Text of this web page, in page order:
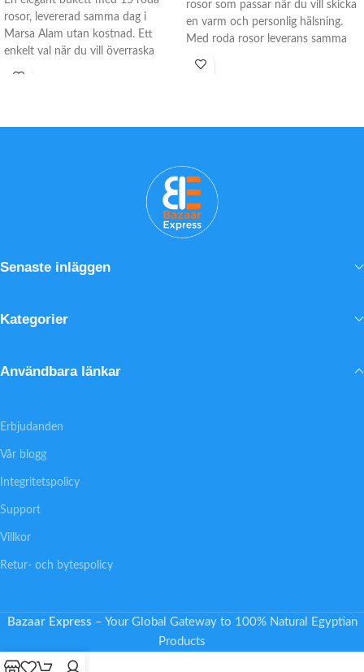
rosor, levererad samma dag i
Marsa Alam utan kostnad. Ett
enkelt val när du vill överraska
stjälkar
• Leverans till hem, hotell och
rosor som passar när du vill skicka
en varm och personlig hälsning.
Med roda rosor leverans samma
stilren presentation blir det enkelt
• Gratis hälsningskort ingår
Senaste inläggen
Kategorier
Användbara länkar
Erbjudanden
Vår blogg
Integritetspolicy
Support
Villkor
Retur- och bytespolicy
Bazaar Express – Your Global Gateway to 100% Natural Egyptian
Products